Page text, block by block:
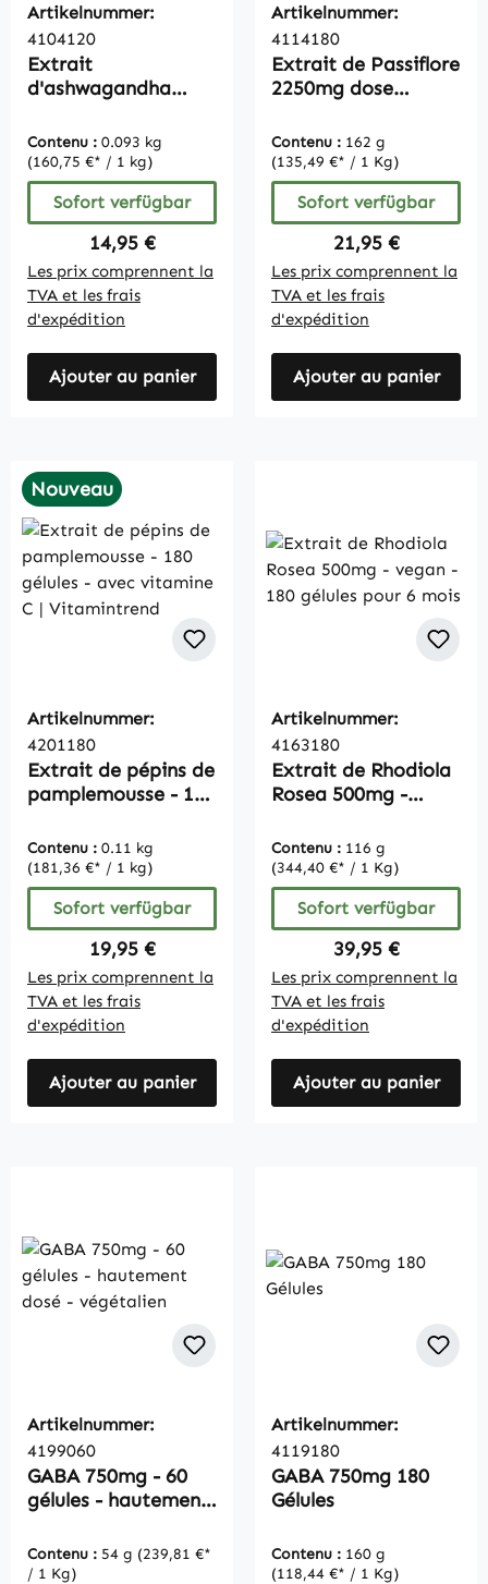
Artikelnummer:
4104120
Extrait
d'ashwagandha
gélules
Contenu : 0.093 kg
(160,75 €* / 1 kg)
Sofort verfügbar
Regulärer Preis:
14,95 €
Les prix comprennent la
TVA et les frais
d'expédition
Ajouter au panier
Artikelnummer:
4114180
Extrait de Passiflore
2250mg dose
gélules, végan
Contenu : 162 g
(135,49 €* / 1 Kg)
Sofort verfügbar
Regulärer Preis:
21,95 €
Les prix comprennent la
TVA et les frais
d'expédition
Ajouter au panier
Nouveau
Artikelnummer:
4201180
Extrait de pépins de
pamplemousse - 180
vitamine C |
Vitamintrend
Contenu : 0.11 kg
(181,36 €* / 1 kg)
Sofort verfügbar
Regulärer Preis:
19,95 €
Les prix comprennent la
TVA et les frais
d'expédition
Ajouter au panier
Artikelnummer:
4163180
Extrait de Rhodiola
Rosea 500mg -
pour 6 mois
Contenu : 116 g
(344,40 €* / 1 Kg)
Sofort verfügbar
Regulärer Preis:
39,95 €
Les prix comprennent la
TVA et les frais
d'expédition
Ajouter au panier
Artikelnummer:
4199060
GABA 750mg - 60
gélules - hautement
Contenu : 54 g (239,81 €*
/ 1 Kg)
Artikelnummer:
4119180
GABA 750mg 180
Gélules
Contenu : 160 g
(118,44 €* / 1 Kg)